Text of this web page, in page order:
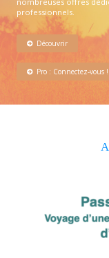
professionnels.
Découvrir
Pro : Connectez-vous !